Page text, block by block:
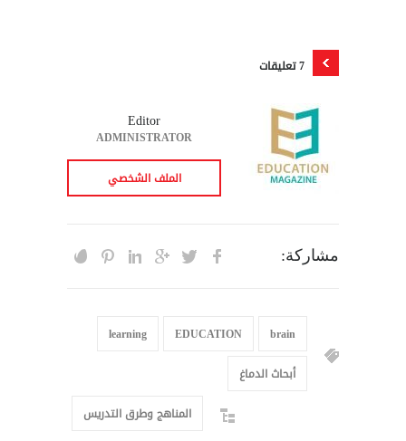
7 تعليقات
Editor
ADMINISTRATOR
الملف الشخصي
مشاركة:
brain
EDUCATION
learning
أبحاث الدماغ
المناهج وطرق التدريس